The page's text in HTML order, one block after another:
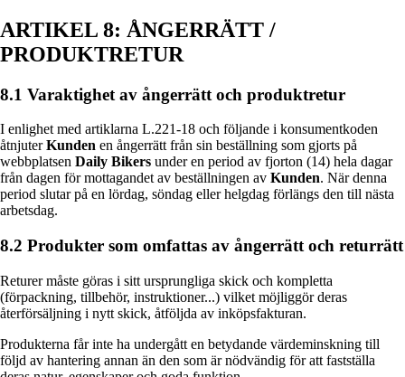
ARTIKEL 8: ÅNGERRÄTT /
PRODUKTRETUR
8.1 Varaktighet av ångerrätt och produktretur
I enlighet med artiklarna L.221-18 och följande i konsumentkoden
åtnjuterKunden en ångerrätt från sin beställning som gjorts på
webbplatsen Daily Bikers under en period av fjorton (14) hela dagar
från dagen för mottagandet av beställningen av Kunden. När denna
period slutar på en lördag, söndag eller helgdag förlängs den till nästa
arbetsdag.
8.2 Produkter som omfattas av ångerrätt och returrätt
Returer måste göras i sitt ursprungliga skick och kompletta
(förpackning, tillbehör, instruktioner...) vilket möjliggör deras
återförsäljning i nytt skick, åtföljda av inköpsfakturan.
Produkterna får inte ha undergått en betydande värdeminskning till
följd av hantering annan än den som är nödvändig för att fastställa